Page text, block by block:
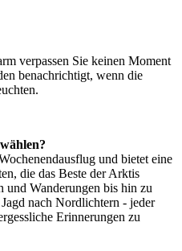
verpassen Sie keinen Moment
benachrichtigt, wenn die
und bietet eine
die das Beste der Arktis
und Wanderungen bis hin zu
nach Nordlichtern - jeder
Erinnerungen zu